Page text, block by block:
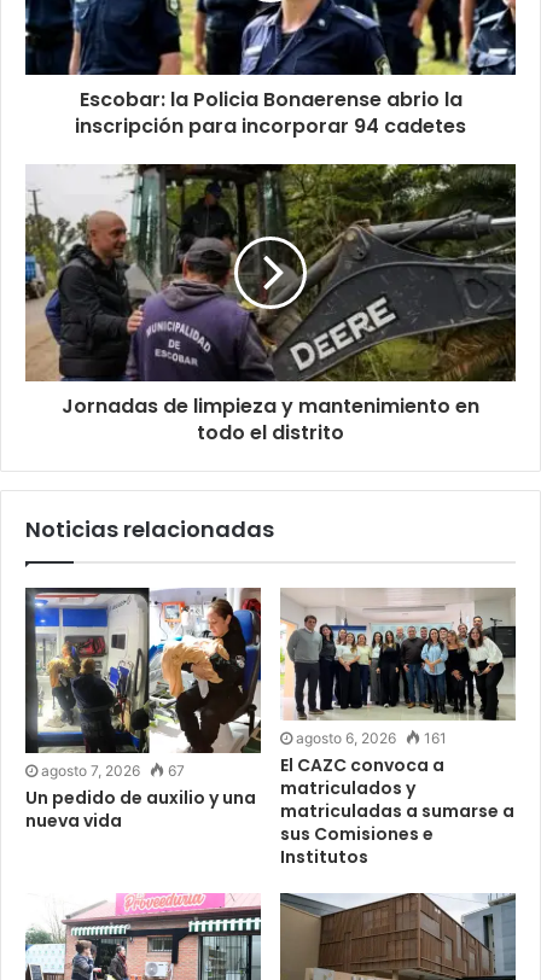
Escobar: la Policia Bonaerense abrio la
inscripción para incorporar 94 cadetes
Jornadas de limpieza y mantenimiento en
todo el distrito
Noticias relacionadas
agosto 7, 2026 67
Un pedido de auxilio y una
nueva vida
agosto 6, 2026 161
El CAZC convoca a
matriculados y
matriculadas a sumarse a
sus Comisiones e
Institutos